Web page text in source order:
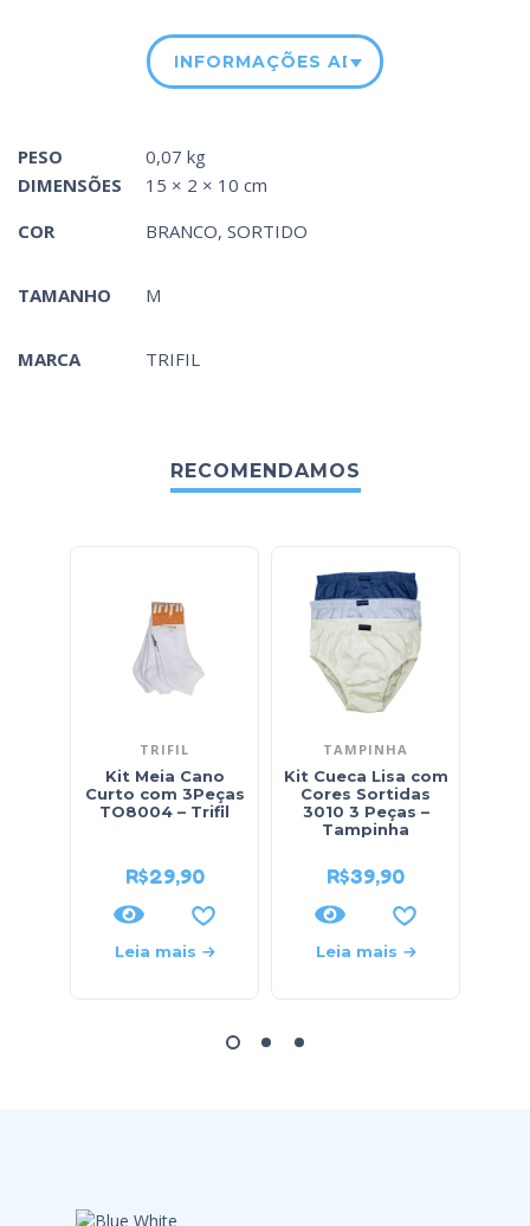
INFORMAÇÕES ADICIONAIS
PESO
0,07 kg
DIMENSÕES
15 × 2 × 10 cm
COR
BRANCO, SORTIDO
TAMANHO M
MARCA TRIFIL
RECOMENDAMOS
TRIFIL
Kit Meia Cano
Curto com 3Peças
TO8004 – Trifil
R$29,90
Leia mais
TAMPINHA
Kit Cueca Lisa com
Cores Sortidas
3010 3 Peças –
Tampinha
R$39,90
Leia mais